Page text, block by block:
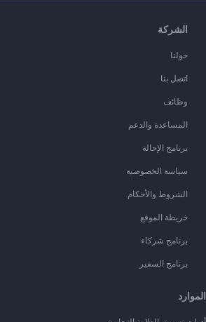
الشركة
حولنا
اتصل بنا
وظائف
المساعدة والدعم
برنامج الإحالة
سياسة الخصوصية
الشروط والأحكام
خريطة الموقع
برنامج شركاء
برنامج السفير
الموارد